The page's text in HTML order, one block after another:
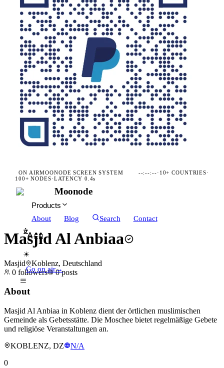
ON AIRMOONODE SCREEN SYSTEM --:--:--· 10+ COUNTRIES·
100+ NODES·LATENCY 0.4s
Moonode
Products
About
Blog Search Contact
EN
☀
Go on air→
Masjid Al Anbiaa
Masjid
Koblenz, Deutschland
0 followers 0 posts
About
Masjid Al Anbiaa in Koblenz dient der örtlichen muslimischen
Gemeinde als Gebetsstätte. Die Moschee bietet regelmäßige Gebete
und religiöse Veranstaltungen an.
KOBLENZ, DZ
N/A
0